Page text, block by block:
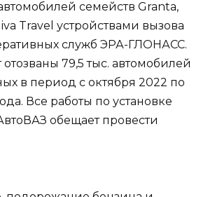
семейств Granta,
Travel устройствами вызова
служб ЭРА-ГЛОНАСС.
отозваны 79,5 тыс. автомобилей
в период с октября 2022 по
Все работы по установке
обещает провести